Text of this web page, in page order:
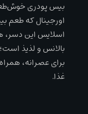
بیس پودری
اورجینال که طعم
اسلایس این دسر،
بالانس و لذیذ
برای عصرانه،
غذا.